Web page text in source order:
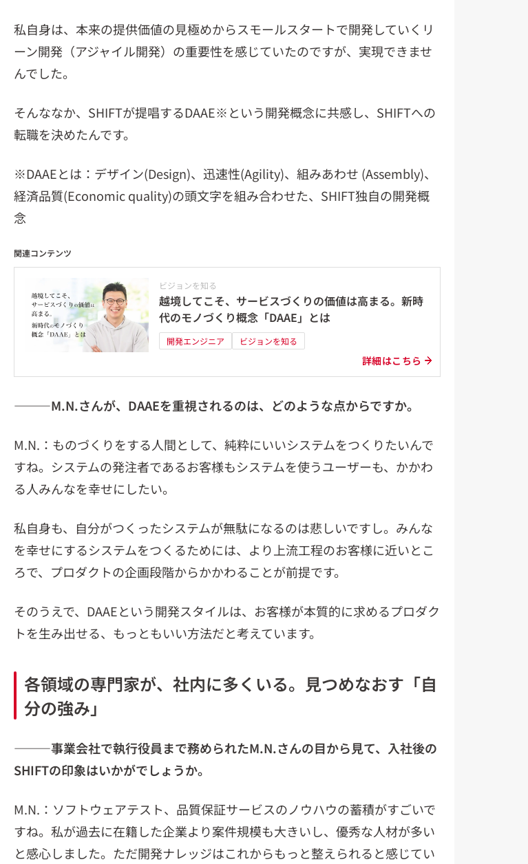
私自身は、本来の提供価値の見極めからスモールスタートで開発していくリ
ーン開発（アジャイル開発）の重要性を感じていたのですが、実現できませ
んでした。
そんななか、SHIFTが提唱するDAAE※という開発概念に共感し、SHIFTへの
転職を決めたんです。
※DAAEとは：デザイン(Design)、迅速性(Agility)、組みあわせ (Assembly)、
経済品質(Economic quality)の頭文字を組み合わせた、SHIFT独自の開発概
念
関連コンテンツ
ビジョンを知る
越境してこそ、サービスづくりの価値は高まる。新時
代のモノづくり概念「DAAE」とは
開発エンジニア ビジョンを知る
詳細はこちら
―――M.N.さんが、DAAEを重視されるのは、どのような点からですか。
M.N.：ものづくりをする人間として、純粋にいいシステムをつくりたいんで
すね。システムの発注者であるお客様もシステムを使うユーザーも、かかわ
る人みんなを幸せにしたい。
私自身も、自分がつくったシステムが無駄になるのは悲しいですし。みんな
を幸せにするシステムをつくるためには、より上流工程のお客様に近いとこ
ろで、プロダクトの企画段階からかかわることが前提です。
そのうえで、DAAEという開発スタイルは、お客様が本質的に求めるプロダク
トを生み出せる、もっともいい方法だと考えています。
各領域の専門家が、社内に多くいる。見つめなおす「自
分の強み」
―――事業会社で執行役員まで務められたM.N.さんの目から見て、入社後の
SHIFTの印象はいかがでしょうか。
M.N.：ソフトウェアテスト、品質保証サービスのノウハウの蓄積がすごいで
すね。私が過去に在籍した企業より案件規模も大きいし、優秀な人材が多い
と感心しました。ただ開発ナレッジはこれからもっと整えられると感じてい